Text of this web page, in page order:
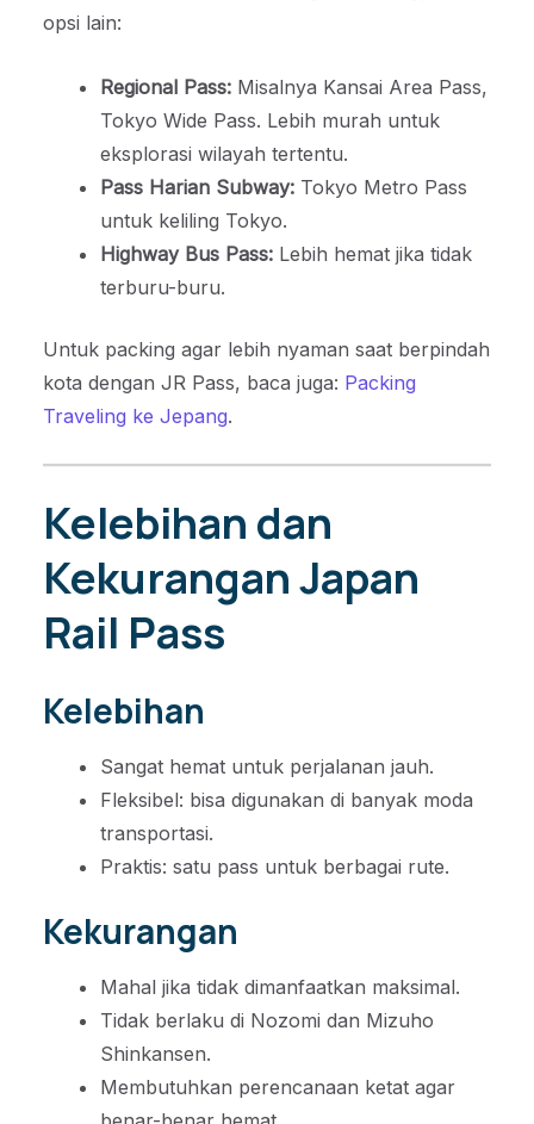
opsi lain:
Regional Pass: Misalnya Kansai Area Pass,
Tokyo Wide Pass. Lebih murah untuk
eksplorasi wilayah tertentu.
Pass Harian Subway: Tokyo Metro Pass
untuk keliling Tokyo.
Highway Bus Pass: Lebih hemat jika tidak
terburu-buru.
Untuk packing agar lebih nyaman saat berpindah
kota dengan JR Pass, baca juga: Packing
Traveling ke Jepang.
Kelebihan dan
Kekurangan Japan
Rail Pass
Kelebihan
Sangat hemat untuk perjalanan jauh.
Fleksibel: bisa digunakan di banyak moda
transportasi.
Praktis: satu pass untuk berbagai rute.
Kekurangan
Mahal jika tidak dimanfaatkan maksimal.
Tidak berlaku di Nozomi dan Mizuho
Shinkansen.
Membutuhkan perencanaan ketat agar